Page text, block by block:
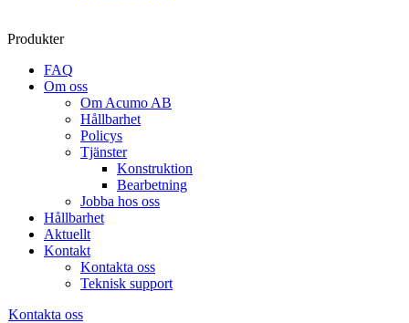
Produkter
FAQ
Om oss
Om Acumo AB
Hållbarhet
Policys
Tjänster
Konstruktion
Bearbetning
Jobba hos oss
Hållbarhet
Aktuellt
Kontakt
Kontakta oss
Teknisk support
Kontakta oss